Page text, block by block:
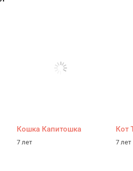
Кошка Капитошка
7 лет
Кот
7 лет